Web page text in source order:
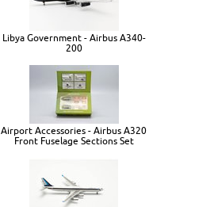
Libya Government - Airbus A340-
200
Airport Accessories - Airbus A320
Front Fuselage Sections Set